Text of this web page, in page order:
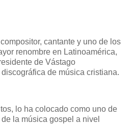
cantante y uno de los
renombre en Latinoamérica,
de Vástago
de música cristiana.
lo ha colocado como uno de
la música gospel a nivel